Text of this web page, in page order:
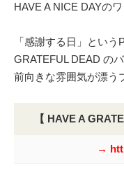
HAVE A NICE DAYの
「感謝する日」という
GRATEFUL DEAD の
前向きな雰囲気が漂う
【 HAVE A
→